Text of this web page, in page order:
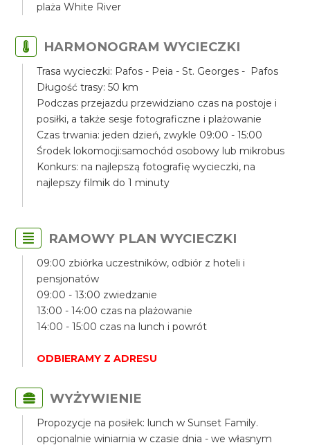
plaża White River
HARMONOGRAM WYCIECZKI
Trasa wycieczki: Pafos - Peia - St. Georges - Pafos
Długość trasy: 50 km
Podczas przejazdu przewidziano czas na postoje i
posiłki, a także sesje fotograficzne i plażowanie
Czas trwania: jeden dzień, zwykle 09:00 - 15:00
Środek lokomocji:samochód osobowy lub mikrobus
Konkurs: na najlepszą fotografię wycieczki, na
najlepszy filmik do 1 minuty
RAMOWY PLAN WYCIECZKI
09:00 zbiórka uczestników, odbiór z hoteli i
pensjonatów
09:00 - 13:00 zwiedzanie
13:00 - 14:00 czas na plażowanie
14:00 - 15:00 czas na lunch i powrót
ODBIERAMY Z ADRESU
WYŻYWIENIE
Propozycje na posiłek: lunch w Sunset Family.
opcjonalnie winiarnia w czasie dnia - we własnym